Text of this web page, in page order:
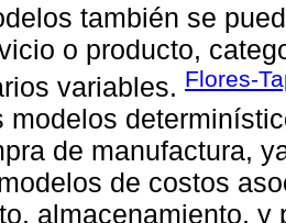
también se
o producto,
variables. Flores-
modelos
de manufactura,
de costos
almacenamiento,